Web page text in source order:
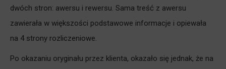
dwóch stron: awersu i rewersu. Sama treść z awersu
zawierała w większości podstawowe informacje i opiewała
na 4 strony rozliczeniowe.
Po okazaniu oryginału przez klienta, okazało się jednak, że na